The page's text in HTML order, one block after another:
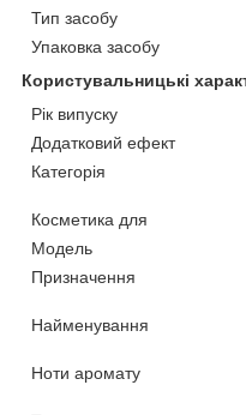
Тип засобу
Упаковка засобу
Користувальницькі
Рік випуску
Додатковий ефект
Категорія
Косметика для
Мoдель
Призначення
Найменування
Ноти аромату